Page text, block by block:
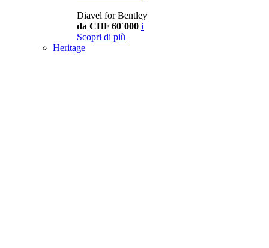
Diavel for Bentley
da CHF 60´000 i
Scopri di più
Heritage